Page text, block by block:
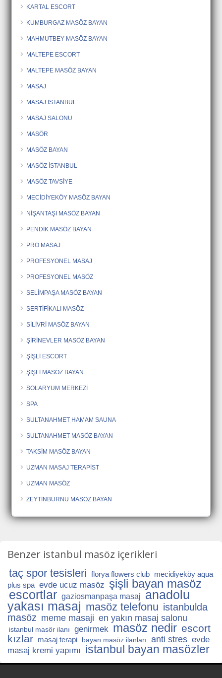
KARTAL ESCORT
KUMBURGAZ MASÖZ BAYAN
MAHMUTBEY MASÖZ BAYAN
MALTEPE ESCORT
MALTEPE MASÖZ BAYAN
MASAJ
MASAJ İSTANBUL
MASAJ SALONU
MASÖR
MASÖZ BAYAN
MASÖZ İSTANBUL
MASÖZ TAVSİYE
MECİDİYEKÖY MASÖZ BAYAN
NİŞANTAŞI MASÖZ BAYAN
PENDİK MASÖZ BAYAN
PRO MASAJ
PROFESYONEL MASAJ
PROFESYONEL MASÖZ
SELİMPAŞA MASÖZ BAYAN
SERTİFİKALI MASÖZ
SİLİVRİ MASÖZ BAYAN
ŞİRİNEVLER MASÖZ BAYAN
ŞİŞLİ ESCORT
ŞİŞLİ MASÖZ BAYAN
SOLARYUM MERKEZİ
SPA
SULTANAHMET HAMAM SAUNA
SULTANAHMET MASÖZ BAYAN
TAKSİM MASÖZ BAYAN
UZMAN MASAJ TERAPİST
UZMAN MASÖZ
ZEYTİNBURNU MASÖZ BAYAN
Benzer istanbul masöz içerikleri
taç spor tesisleri florya flowers club mecidiyeköy aqua
plus spa evde ucuz masöz şişli bayan masöz
escortlar gaziosmanpaşa masaj anadolu
yakası masaj masöz telefonu istanbulda
masöz meme masaji en yakın masaj salonu
istanbul masör ilanı genirmek masöz nedir escort
kızlar masaj terapi bayan masöz ilanları anti stres evde
masaj kremi yapımı
istanbul bayan masözler